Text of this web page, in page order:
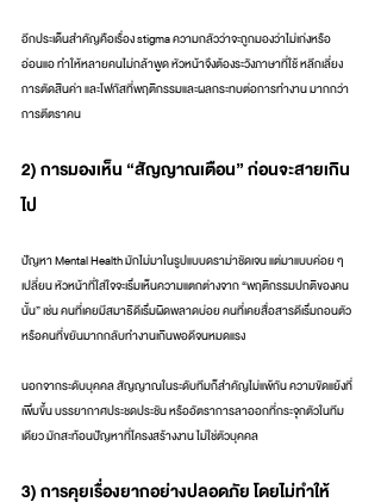
อีกประเด็นสำคัญคือเรื่อง stigma ความกลัวว่าจะถูกมองว่าไม่เก่งหรือ
อ่อนแอ ทำให้หลายคนไม่กล้าพูด หัวหน้าจึงต้องระวังภาษาที่ใช้ หลีกเลี่ยง
การตัดสินค่า และโฟกัสที่พฤติกรรมและผลกระทบต่อการทำงาน มากกว่า
การตีตราคน
2) การมองเห็น “สัญญาณเตือน” ก่อนจะสายเกิน
ไป
ปัญหา Mental Health มักไม่มาในรูปแบบดราม่าชัดเจน แต่มาแบบค่อย ๆ
เปลี่ยน หัวหน้าที่ใส่ใจจะเริ่มเห็นความแตกต่างจาก “พฤติกรรมปกติของคน
นั้น” เช่น คนที่เคยมีสมาธิดีเริ่มผิดพลาดบ่อย คนที่เคยสื่อสารดีเริ่มถอนตัว
หรือคนที่ขยันมากกลับทำงานเกินพอดีจนหมดแรง
นอกจากระดับบุคคล สัญญาณในระดับทีมก็สำคัญไม่แพ้กัน ความขัดแย้งที่
เพิ่มขึ้น บรรยากาศประชดประชัน หรืออัตราการลาออกที่กระจุกตัวในทีม
เดียว มักสะท้อนปัญหาที่โครงสร้างงาน ไม่ใช่ตัวบุคคล
3) การคุยเรื่องยากอย่างปลอดภัย โดยไม่ทำให้